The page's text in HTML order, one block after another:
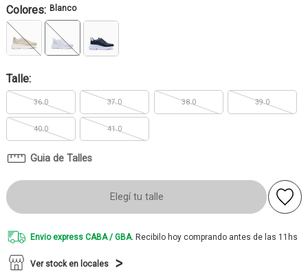
Colores: Blanco
Talle:
36.0 37.0 38.0 39.0
40.0 41.0
Guia de Talles
Elegí tu talle
Envio express CABA / GBA. Recibilo hoy comprando antes de las 11hs
Ver stock en locales